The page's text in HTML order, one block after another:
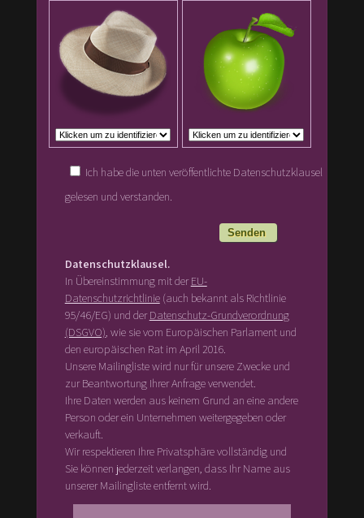
Ich habe die unten veröffentlichte Datenschutzklausel
gelesen und verstanden.
Datenschutzklausel.
In Übereinstimmung mit derEU-
Datenschutzrichtlinie(auch bekannt als Richtlinie
95/46/EG) und derDatenschutz-Grundverordnung
(DSGVO), wie sie vom Europäischen Parlament und
den europäischen Rat im April 2016.
Unsere Mailingliste wird nur für unsere Zwecke und
zur Beantwortung Ihrer Anfrage verwendet.
Ihre Daten werden aus keinem Grund an eine andere
Person oder ein Unternehmen weitergegeben oder
verkauft.
Wir respektieren Ihre Privatsphäre vollständig und
Sie können jederzeit verlangen, dass Ihr Name aus
unserer Mailingliste entfernt wird.